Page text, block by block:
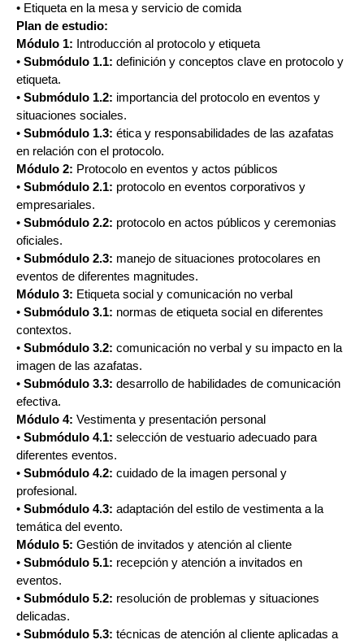
• Etiqueta en la mesa y servicio de comida
Plan de estudio:
Módulo 1: Introducción al protocolo y etiqueta
• Submódulo 1.1: definición y conceptos clave en protocolo y
etiqueta.
• Submódulo 1.2: importancia del protocolo en eventos y
situaciones sociales.
• Submódulo 1.3: ética y responsabilidades de las azafatas
en relación con el protocolo.
Módulo 2: Protocolo en eventos y actos públicos
• Submódulo 2.1: protocolo en eventos corporativos y
empresariales.
• Submódulo 2.2: protocolo en actos públicos y ceremonias
oficiales.
• Submódulo 2.3: manejo de situaciones protocolares en
eventos de diferentes magnitudes.
Módulo 3: Etiqueta social y comunicación no verbal
• Submódulo 3.1: normas de etiqueta social en diferentes
contextos.
• Submódulo 3.2: comunicación no verbal y su impacto en la
imagen de las azafatas.
• Submódulo 3.3: desarrollo de habilidades de comunicación
efectiva.
Módulo 4: Vestimenta y presentación personal
• Submódulo 4.1: selección de vestuario adecuado para
diferentes eventos.
• Submódulo 4.2: cuidado de la imagen personal y
profesional.
• Submódulo 4.3: adaptación del estilo de vestimenta a la
temática del evento.
Módulo 5: Gestión de invitados y atención al cliente
• Submódulo 5.1: recepción y atención a invitados en
eventos.
• Submódulo 5.2: resolución de problemas y situaciones
delicadas.
• Submódulo 5.3: técnicas de atención al cliente aplicadas a